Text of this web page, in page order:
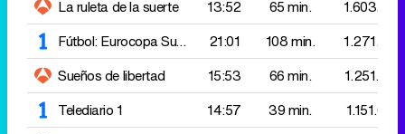
Informativos Telecinco 15:00
14:58 35 min.
993.000
La promesa
18:09 62 min.
967.000
La RevueltaConjunto del equipo nacional gimnasia rítmica - Izaro 22:50 80 min.
949.000
Cocina abierta de Karlos Arguiñano
Ensalada de judías
13:27 24 min.
931.000